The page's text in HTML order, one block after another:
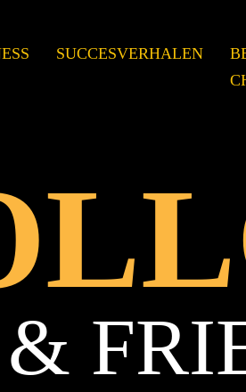
SUCCESVERHALEN
&